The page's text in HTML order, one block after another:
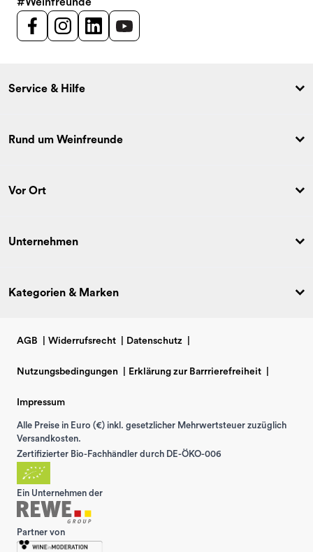
Service & Hilfe
Rund um Weinfreunde
Vor Ort
Unternehmen
Kategorien & Marken
AGB Widerrufsrecht Datenschutz
Nutzungsbedingungen Erklärung zur Barrrierefreiheit
Impressum
Alle Preise in Euro (€) inkl. gesetzlicher Mehrwertsteuer zuzüglich
Versandkosten.
Zertifizierter Bio-Fachhändler durch DE-ÖKO-006
Ein Unternehmen der
Partner von